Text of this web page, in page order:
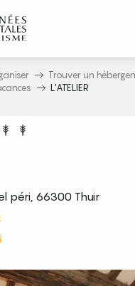
Trouver un
L'ATELIER
péri, 66300 Thuir
aux favoris